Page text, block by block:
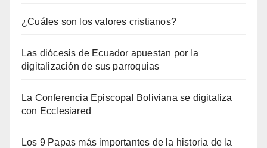
¿Cuáles son los valores cristianos?
Las diócesis de Ecuador apuestan por la
digitalización de sus parroquias
La Conferencia Episcopal Boliviana se digitaliza
con Ecclesiared
Los 9 Papas más importantes de la historia de la